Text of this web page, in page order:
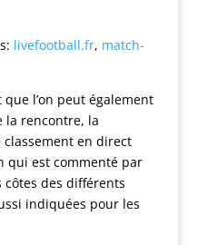
livefootball.fr, match-
que l’on peut également
la rencontre, la
en direct
qui est commenté par
des différents
indiquées pour les